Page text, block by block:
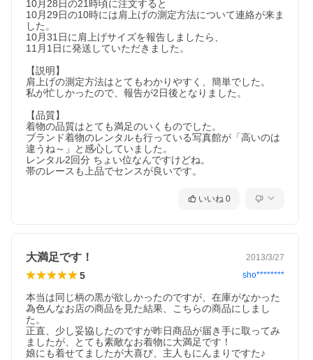
対
象
商
内
容
着物 帯 帯飾り 長襦袢 重ね衿 草履 バッグ
帯〆 筥迫 扇子 ビラカン 正絹帯揚 しごき 白
足袋 子供用腰紐3本 刺繍半衿 着付け解説動画案内
書 肩上げ
帯、箱セコセット 黒ちりめん友禅柄
帯揚、しごき 4色の中から選べます
刺繍半衿 3色の中から選べます
素
材
着物 ポリエステル１００％
長襦袢 ポリエステル１００％
裄丈 約５８cm
草
寸
法
草履判サイズ ６〜７歳用 約２１cm（足のサイズ約
かかと高さ 約４.５cm
注
意
点
※袋の中にたたんで収納されているため軽いタタミし
わがついている場合がございますのでご了承下さい
※生地の裁断位置により多少柄の出方が変わることが
10月28日の21時頃に注文すると
10月29日の10時には肩上げの測定方法について連絡が来ま
した。
10月31日に肩上げサイズを報告しましたら、
11月1日に発送していただきました。
【説明】
肩上げの測定方法はとてもわかりやすく、簡単でした。
私が忙しかったので、報告が2日後となりました。
【品質】
着物の品質はとても満足のいくものでした。
ブランド着物のレンタルも行っている写真館が「高いのは
違うね～」と感心していました。
レンタル2回分 ちょい位なんですけどね。
帯のレースも上品でセンスが良いです。
いいね 0
大満足です！ 2013/3/27
5 sho********
本当は同じ柄の黒が欲しかったのですが、在庫がなかった
為色んなお店の商品を見た結果、こちらの商品にしまし
た。
正直、少し妥協したのですが昨日商品が届き手に取ってみ
ましたが、とても素敵なお着物に大満足です！
娘にも着せてましたが大喜び、主人もにんまりですた♪